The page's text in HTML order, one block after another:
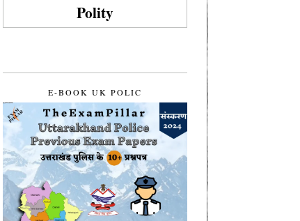
Polity
E-BOOK UK POLIC